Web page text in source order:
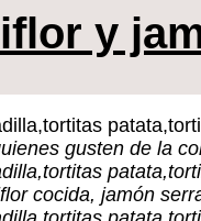
y
gusten de la
cocida, jamón